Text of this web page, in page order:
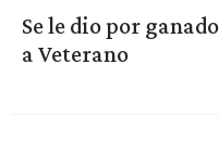
Se le dio por
a Veterano